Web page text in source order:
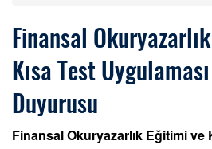
Finansal
Kısa Test
Duyurusu
Finansal Okuryazarlık Eğitimi ve